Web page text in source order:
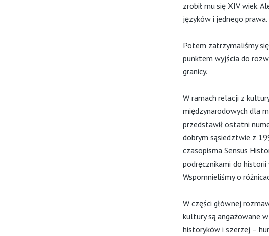
zrobił mu się XIV wiek.
języków i jednego
Potem zatrzymaliśmy
punktem wyjścia do
granicy.
W ramach relacji z
międzynarodowych dla
przedstawił ostatni
dobrym sąsiedztwie z
czasopisma Sensus
podręcznikami do
Wspomnieliśmy o
W części głównej
kultury są angażowane
historyków i szerzej –